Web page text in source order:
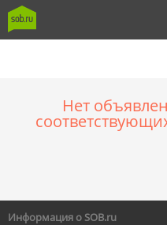
Нет
Информация о SOB.ru